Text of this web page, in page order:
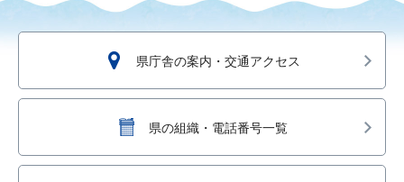
県庁舎の案内・交通アクセス
県の組織・電話番号一覧